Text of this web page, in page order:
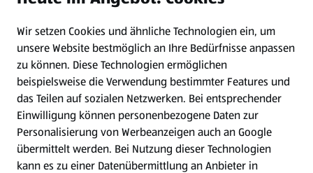
WhatsApp
Gewinnspiele
Mein HOFER. Meine Einkäufe.
Meine Meinung. Mein HOFER.
Wir setzen Cookies und ähnliche Technologien ein, um
unsere Website bestmöglich an Ihre Bedürfnisse anpassen
zu können. Diese Technologien ermöglichen
beispielsweise die Verwendung bestimmter Features und
das Teilen auf sozialen Netzwerken. Bei entsprechender
Einwilligung können personenbezogene Daten zur
Personalisierung von Werbeanzeigen auch an Google
übermittelt werden. Bei Nutzung dieser Technologien
kann es zu einer Datenübermittlung an Anbieter in